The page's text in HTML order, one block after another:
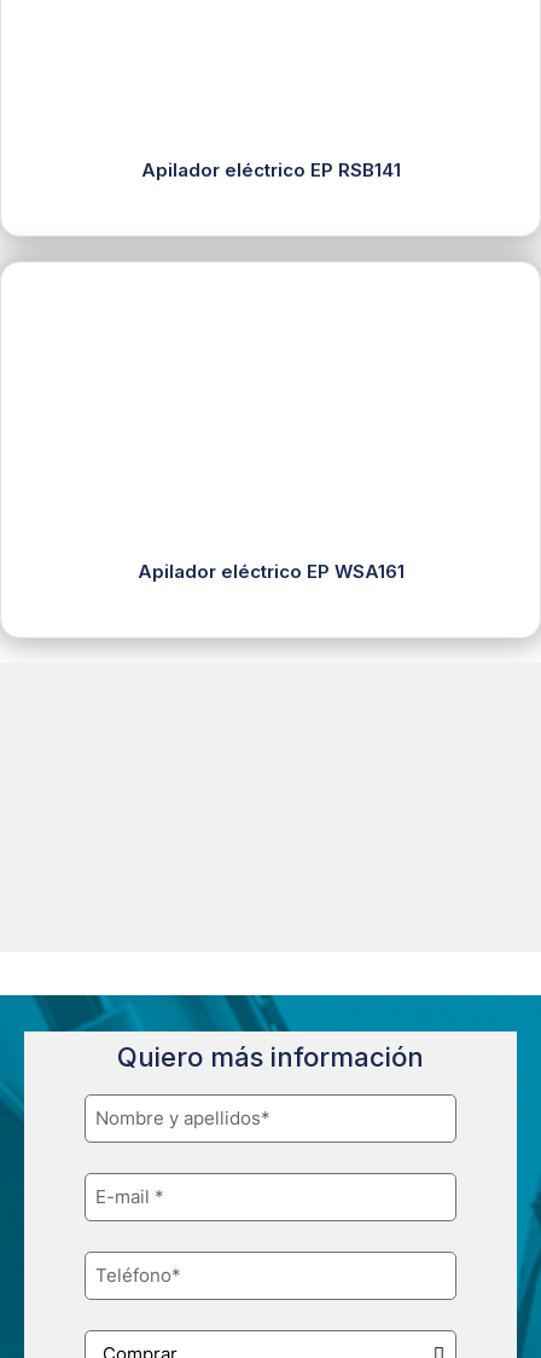
Apilador eléctrico EP RSB141
Apilador eléctrico EP WSA161
Quiero más información